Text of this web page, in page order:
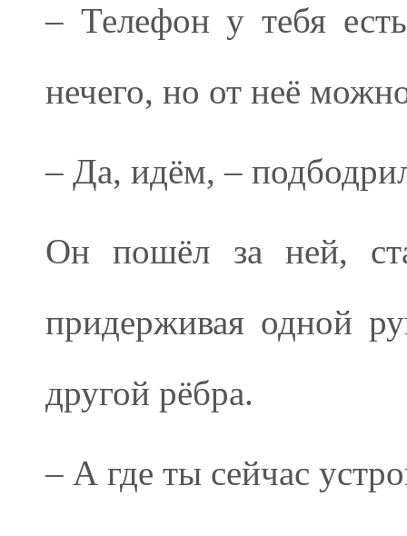
– Телефон у тебя
нечего, но от неё
– Да, идём, –
Он пошёл за ней,
придерживая одной
другой рёбра.
– А где ты сейчас